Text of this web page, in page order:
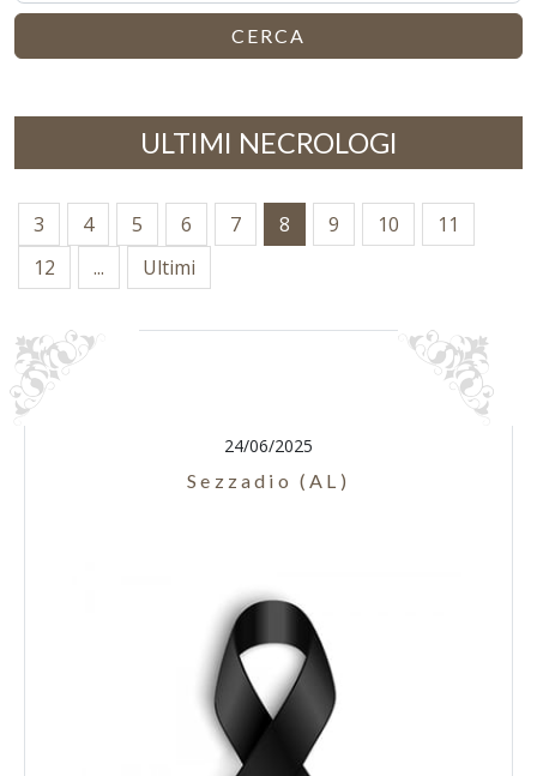
CERCA
ULTIMI NECROLOGI
3 4 5 6 7 8 9 10
11
12
... Ultimi
24/06/2025
Sezzadio (AL)